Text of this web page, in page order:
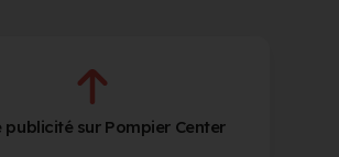
publicité sur Pompier Center